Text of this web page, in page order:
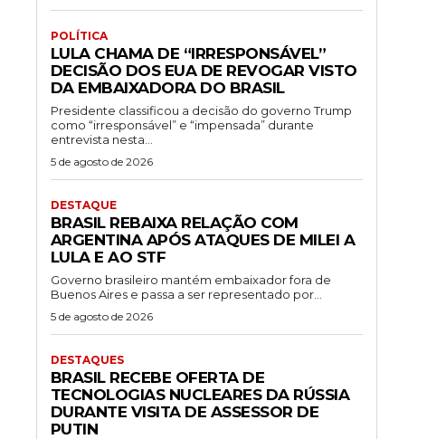
POLÍTICA
LULA CHAMA DE “IRRESPONSÁVEL”
DECISÃO DOS EUA DE REVOGAR VISTO
DA EMBAIXADORA DO BRASIL
Presidente classificou a decisão do governo Trump
como “irresponsável” e “impensada” durante
entrevista nesta...
5 de agosto de 2026
DESTAQUE
BRASIL REBAIXA RELAÇÃO COM
ARGENTINA APÓS ATAQUES DE MILEI A
LULA E AO STF
Governo brasileiro mantém embaixador fora de
Buenos Aires e passa a ser representado por...
5 de agosto de 2026
DESTAQUES
BRASIL RECEBE OFERTA DE
TECNOLOGIAS NUCLEARES DA RÚSSIA
DURANTE VISITA DE ASSESSOR DE
PUTIN